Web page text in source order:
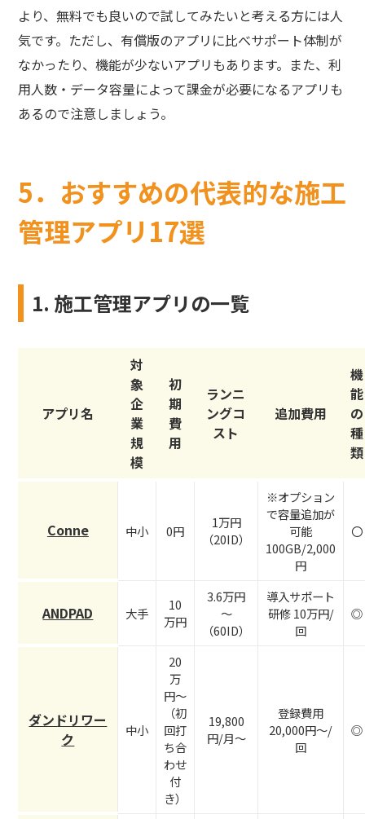
より、無料でも良いので試してみたいと考える方には人
気です。ただし、有償版のアプリに比べサポート体制が
なかったり、機能が少ないアプリもあります。また、利
用人数・データ容量によって課金が必要になるアプリも
あるので注意しましょう。
5．おすすめの代表的な施工
管理アプリ17選
1. 施工管理アプリの一覧
アプリ名
対
象
企
業
規
模
初
期
費
用
ランニ
ングコ
スト
追加費用
機
能
の
種
類
Conne 中小 0円
1万円
（20ID）
※オプション
で容量追加が
可能
100GB/2,000
円
〇
ANDPAD 大手
10
万円
3.6万円
～
（60ID）
導入サポート
研修 10万円/
回
◎
ダンドリワー
ク
中小
20
万
円〜
（初
回打
ち合
わせ
付
き）
19,800
円/月〜
登録費用
20,000円〜/
回
◎